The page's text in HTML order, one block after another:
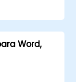
Word,